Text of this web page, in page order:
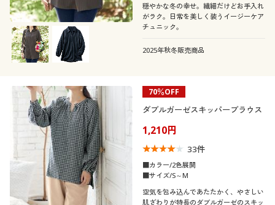
穏やかな冬の幸せ。繊細だけどお手入れ
がラク。日常を美しく装うイージーケア
チュニック。
2025年秋冬販売商品
70％OFF
ダブルガーゼスキッパーブラウス
1,210円
33件
■カラー/2色展開
■サイズ/S～M
空気を包み込んであたたかく、やさしい
肌ざわりが特長のダブルガーゼのスキッ